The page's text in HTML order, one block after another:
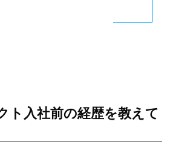
ト入社前の経歴を教えて